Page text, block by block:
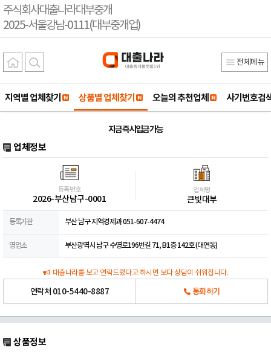
주식회사대출나라대부중개
2025-서울강남-0111(대부중개업)
전체메뉴
지역별 업체찾기 상품별 업체찾기 오늘의 추천업체 사기번호검
지금 즉시입금 가능
업체정보
등록번호
2026-부산남구-0001
업체명
큰빛대부
등록기관 부산 남구 지역경제과 051-607-4474
영업소 부산광역시 남구 수영로196번길 71, B1층 142호 (대연동)
대출나라를 보고 연락드렸다고 하시면 보다 상담이 쉬워집니다.
연락처 010-5440-8887 통화하기
상품정보